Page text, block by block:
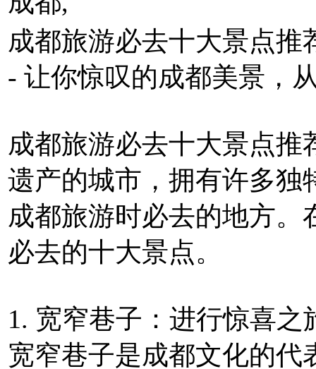
成都旅游必去十大景点推
- 让你惊叹的成都美景，
成都旅游必去十大景点
遗产的城市，拥有许多独
成都旅游时必去的地方
必去的十大景点。
1. 宽窄巷子：进行惊喜之
宽窄巷子是成都文化的代